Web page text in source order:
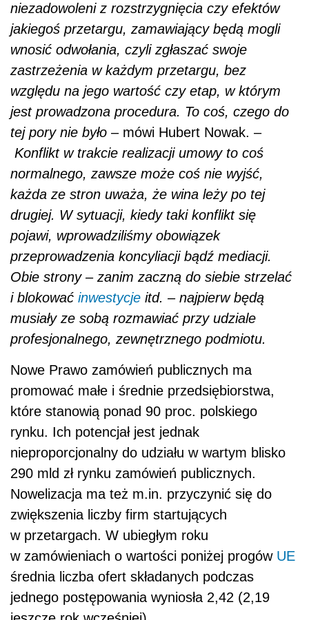
każda ze stron uważa, że wina leży po tej
drugiej. W sytuacji, kiedy taki konflikt się
pojawi, wprowadziliśmy obowiązek
przeprowadzenia koncyliacji bądź mediacji.
Obie strony – zanim zaczną do siebie strzelać
i blokowaćinwestycjeitd. – najpierw będą
musiały ze sobą rozmawiać przy udziale
profesjonalnego, zewnętrznego podmiotu.
Nowe Prawo zamówień publicznych ma
promować małe i średnie przedsiębiorstwa,
które stanowią ponad 90 proc. polskiego
rynku. Ich potencjał jest jednak
nieproporcjonalny do udziału w wartym blisko
290 mld zł rynku zamówień publicznych.
Nowelizacja ma też m.in. przyczynić się do
zwiększenia liczby firm startujących
w przetargach. W ubiegłym roku
w zamówieniach o wartości poniżej progów
średnia liczba ofert składanych podczas
jednego postępowania wyniosła 2,42 (2,19
jeszcze rok wcześniej).
– W nowym PZP wprowadziliśmy też szereg
uproszczeń związanych z samym
kontraktowaniem. Na przykład ułatwienia
dla wykonawców polegają na obowiązku
zaliczkowania niektórych inwestycji, na
obowiązku płatności częściowych
oraz wprowadzeniu limitu kar umownych. Tego
dzisiaj nie ma i wykonawcy – aplikując na